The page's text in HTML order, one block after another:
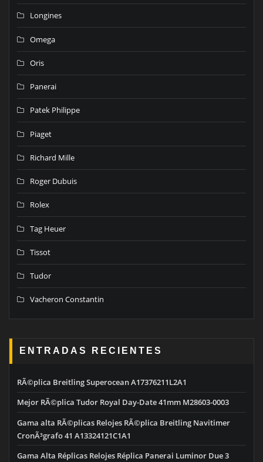
Longines
Omega
Oris
Panerai
Patek Philippe
Piaget
Richard Mille
Roger Dubuis
Rolex
Tag Heuer
Tissot
Tudor
Vacheron Constantin
ENTRADAS RECIENTES
RÃ©plica Breitling Superocean A17376211L2A1
Mejor RÃ©plica Tudor Royal Day-Date 41mm M28603-0003
Gama alta RÃ©plicas Relojes RÃ©plica Breitling Navitimer
CronÃ³grafo 41 A13324121C1A1
Gama Alta Réplicas Relojes Réplica Panerai Luminor Due 3